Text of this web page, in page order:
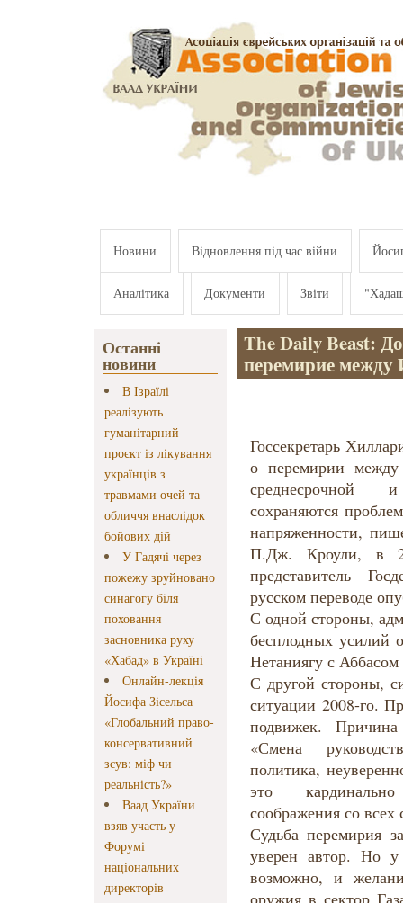
Новини Відновлення під час війни
Аналітика Документи Звіти
Останні
новини
В Ізраїлі
реалізують
гуманітарний
проєкт із лікування
українців з
травмами очей та
обличчя внаслідок
бойових дій
У Гадячі через
пожежу зруйновано
синагогу біля
поховання
засновника руху
«Хабад» в Україні
Онлайн-лекція
Йосифа Зісельса
«Глобальний право-
консервативний
зсув: міф чи
реальність?»
Ваад України
взяв участь у
Форумі
національних
директорів
The Daily Beast:
перемирие
Госсекретарь
о перемирии
среднесрочной
сохраняются
напряженности,
П.Дж. Кроули, в
представитель
русском переводе
С одной стороны,
бесплодных усилий
Нетаниягу с
С другой стороны,
ситуации 2008-го.
подвижек.
«Смена
политика,
это
соображения со всех
Судьба перемирия
уверен автор. Но у
возможно, и
оружия в сектор